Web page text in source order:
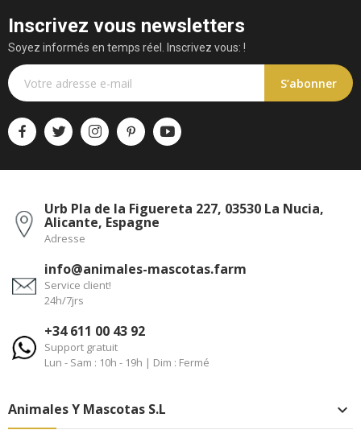
Inscrivez vous newsletters
Soyez informés en temps réel. Inscrivez vous: !
S’abonner
Urb Pla de la Figuereta 227, 03530 La Nucia,
Alicante, Espagne
Adresse
info@animales-mascotas.farm
Service client!
24h/7jrs
+34 611 00 43 92
Support gratuit
Lun - Sam : 10h - 19h | Dim : Fermé
Animales Y Mascotas S.L 